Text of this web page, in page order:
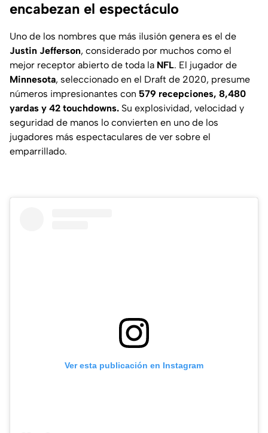
encabezan el espectáculo
Uno de los nombres que más ilusión genera es el de
Justin Jefferson, considerado por muchos como el
mejor receptor abierto de toda la NFL. El jugador de
Minnesota, seleccionado en el Draft de 2020, presume
números impresionantes con 579 recepciones, 8,480
yardas y 42 touchdowns. Su explosividad, velocidad y
seguridad de manos lo convierten en uno de los
jugadores más espectaculares de ver sobre el
emparrillado.
Ver esta publicación en Instagram